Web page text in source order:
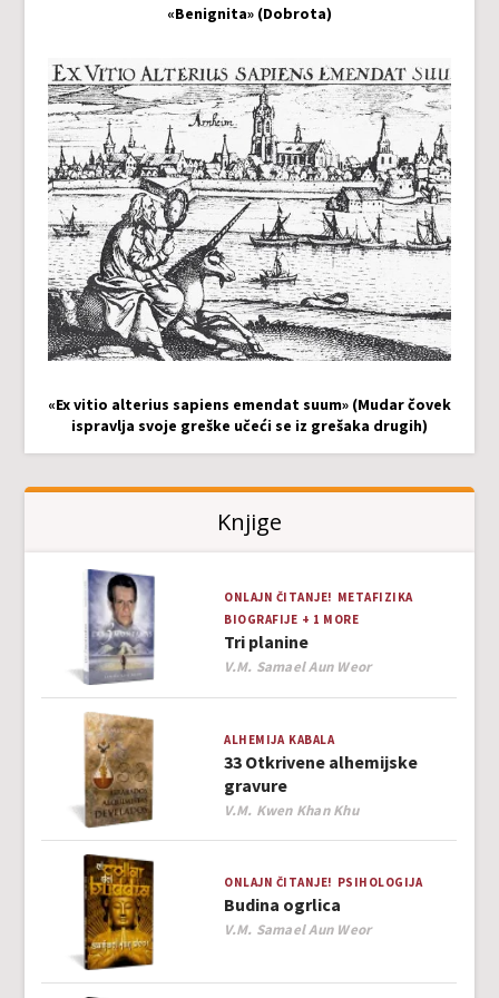
«Benignita» (Dobrota)
«Ex vitio alterius sapiens emendat suum» (Mudar čovek
ispravlja svoje greške učeći se iz grešaka drugih)
Knjige
ONLAJN ČITANJE! METAFIZIKA
BIOGRAFIJE + 1 MORE
Tri planine
Author
V.M. Samael Aun Weor
ALHEMIJA KABALA
33 Otkrivene alhemijske
gravure
Author
V.M. Kwen Khan Khu
ONLAJN ČITANJE! PSIHOLOGIJA
Budina ogrlica
Author
V.M. Samael Aun Weor